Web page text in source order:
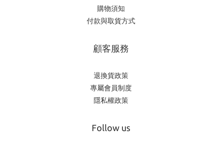
購物須知
付款與取貨方式
顧客服務
退換貨政策
專屬會員制度
隱私權政策
Follow us